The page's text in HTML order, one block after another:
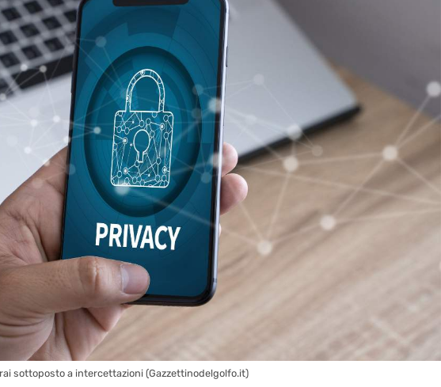
sottoposto a intercettazioni (Gazzettinodelgolfo.it)